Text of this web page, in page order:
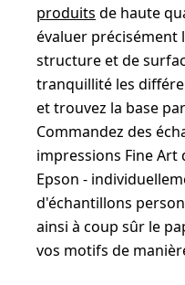
produits de haute
évaluer précisément
structure et de
tranquillité les
et trouvez la base
Commandez des
impressions Fine Art
Epson -
d'échantillons
ainsi à coup sûr le
vos motifs de